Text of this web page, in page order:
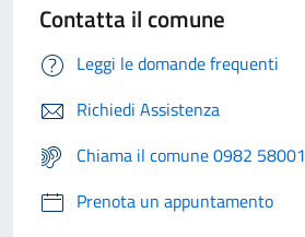
Contatta il comune
Leggi le domande frequenti
Richiedi Assistenza
Chiama il comune 0982 58001
Prenota un appuntamento